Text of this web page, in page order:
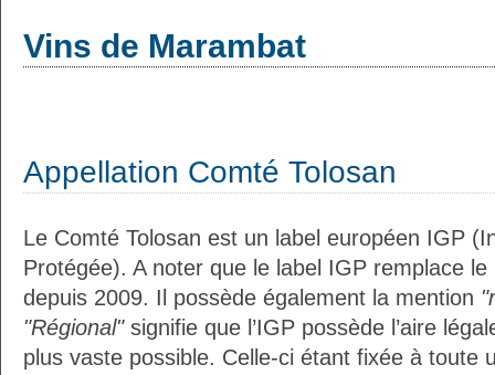
Vins de Marambat
Appellation Comté Tolosan
Le Comté Tolosan est un label européen IGP
Protégée). A noter que le label IGP remplace
depuis 2009. Il possède également la mention
"Régional"signifie que l’IGP possède l’aire
plus vaste possible. Celle-ci étant fixée à toute